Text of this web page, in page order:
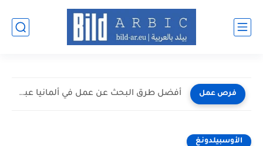
فرص عمل أفضل طرق البحث عن عمل في ألمانيا عبر الإنترنت 2026
الأوسبيلدونغ